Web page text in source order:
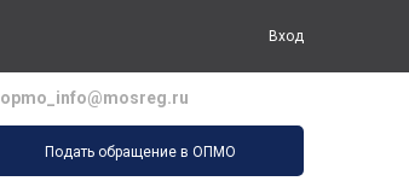
Вход
opmo_info@mosreg.ru
Подать обращение в ОПМО